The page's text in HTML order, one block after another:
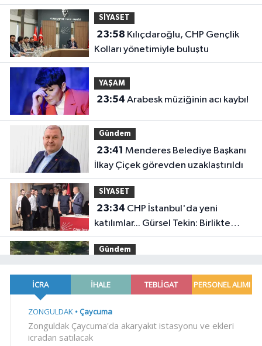
soruşturması
SİYASET
23:58
Kolları yönetimiyle buluştu
YAŞAM
23:54 Arabesk müziğinin acı kaybı!
Gündem
23:41
İlkay Çiçek görevden uzaklaştırıldı
SİYASET
23:34
katılımlar... Gürsel Tekin: Birlikte
başaracağız
Gündem
kamyonet çekiciye çarptı!
21:5918 YAŞINDAKİ MİRAÇ